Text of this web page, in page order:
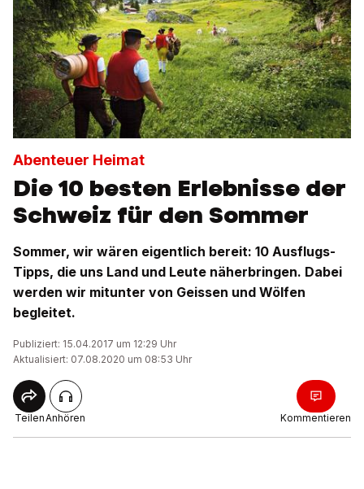
Abenteuer Heimat
Die 10 besten Erlebnisse der
Schweiz für den Sommer
Sommer, wir wären eigentlich bereit: 10 Ausflugs-
Tipps, die uns Land und Leute näherbringen. Dabei
werden wir mitunter von Geissen und Wölfen
begleitet.
Publiziert: 15.04.2017 um 12:29 Uhr
Aktualisiert: 07.08.2020 um 08:53 Uhr
TeilenAnhören Kommentieren